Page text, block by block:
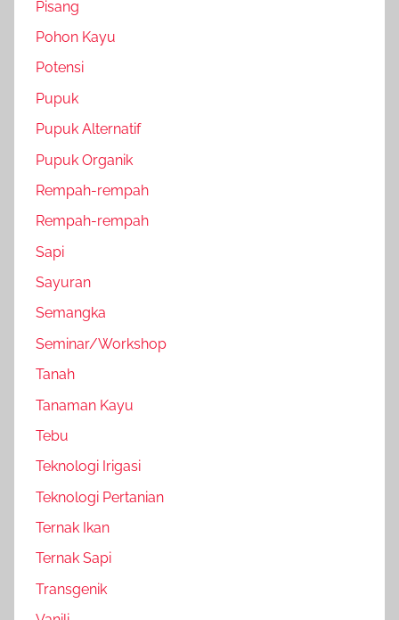
Pisang
Pohon Kayu
Potensi
Pupuk
Pupuk Alternatif
Pupuk Organik
Rempah-rempah
Rempah-rempah
Sapi
Sayuran
Semangka
Seminar/Workshop
Tanah
Tanaman Kayu
Tebu
Teknologi Irigasi
Teknologi Pertanian
Ternak Ikan
Ternak Sapi
Transgenik